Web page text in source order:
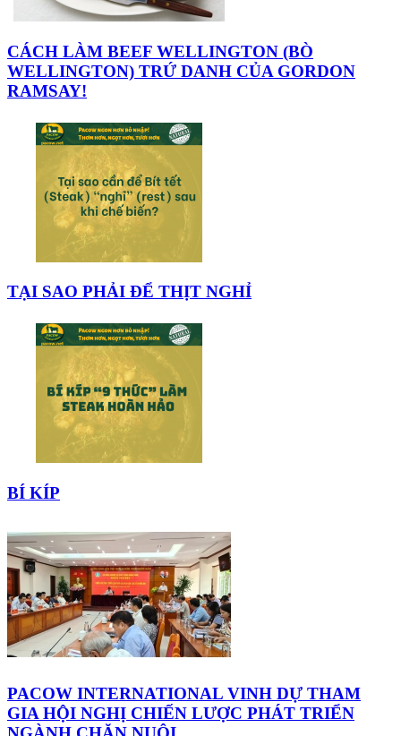
CÁCH LÀM BEEF WELLINGTON (BÒ
WELLINGTON) TRỨ DANH CỦA GORDON
RAMSAY!
TẠI SAO PHẢI ĐỂ THỊT NGHỈ
BÍ KÍP
PACOW INTERNATIONAL VINH DỰ THAM
GIA HỘI NGHỊ CHIẾN LƯỢC PHÁT TRIỂN